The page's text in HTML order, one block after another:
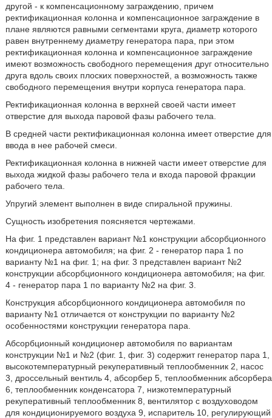
другой - к компенсационному заграждению, причем
ректификационная колонна и компенсационное заграждение в
плане являются равными сегментами круга, диаметр которого
равен внутреннему диаметру генератора пара, при этом
ректификационная колонна и компенсационное заграждение
имеют возможность свободного перемещения друг относительно
друга вдоль своих плоских поверхностей, а возможность также
свободного перемещения внутри корпуса генератора пара.
Ректификационная колонна в верхней своей части имеет
отверстие для выхода паровой фазы рабочего тела.
В средней части ректификационная колонна имеет отверстие для
ввода в нее рабочей смеси.
Ректификационная колонна в нижней части имеет отверстие для
выхода жидкой фазы рабочего тела и входа паровой фракции
рабочего тела.
Упругий элемент выполнен в виде спиральной пружины.
Сущность изобретения поясняется чертежами.
На фиг. 1 представлен вариант №1 конструкции абсорбционного
кондиционера автомобиля; на фиг. 2 - генератор пара 1 по
варианту №1 на фиг. 1; на фиг. 3 представлен вариант №2
конструкции абсорбционного кондиционера автомобиля; на фиг.
4 - генератор пара 1 по варианту №2 на фиг. 3.
Конструкция абсорбционного кондиционера автомобиля по
варианту №1 отличается от конструкции по варианту №2
особенностями конструкции генератора пара.
Абсорбционный кондиционер автомобиля по вариантам
конструкции №1 и №2 (фиг. 1, фиг. 3) содержит генератор пара 1,
высокотемпературный рекуперативный теплообменник 2, насос
3, дроссельный вентиль 4, абсорбер 5, теплообменник абсорбера
6, теплообменник конденсатора 7, низкотемпературный
рекуперативный теплообменник 8, вентилятор с воздуховодом
для кондиционируемого воздуха 9, испаритель 10, регулирующий